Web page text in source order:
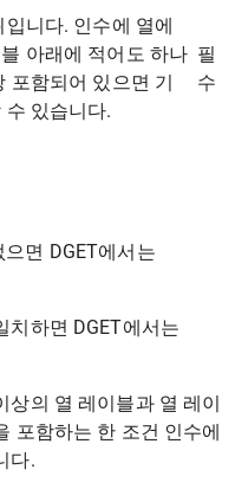
니다. 인수에 열에
아래에 적어도 하나
함되어 있으면 기
있습니다.
필
수
면 DGET에서는
치하면 DGET에서는
의 열 레이블과 열 레이
포함하는 한 조건 인수에
다.